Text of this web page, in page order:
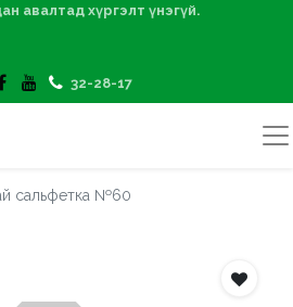
авалтад хүргэлт үнэгүй.
32-28-17
сальфетка №60